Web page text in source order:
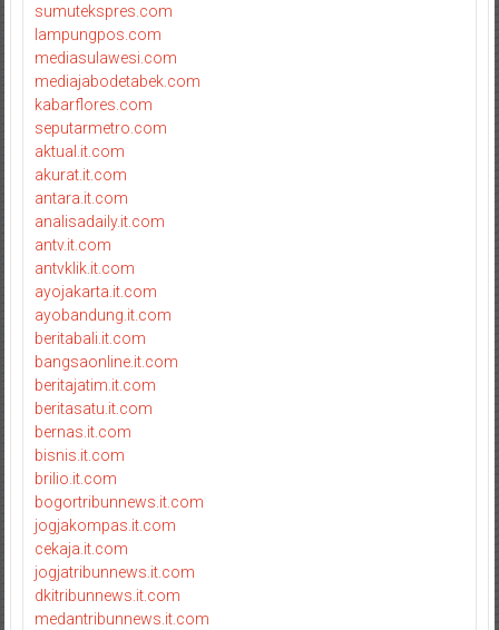
sumutekspres.com
lampungpos.com
mediasulawesi.com
mediajabodetabek.com
kabarflores.com
seputarmetro.com
aktual.it.com
akurat.it.com
antara.it.com
analisadaily.it.com
antv.it.com
antvklik.it.com
ayojakarta.it.com
ayobandung.it.com
beritabali.it.com
bangsaonline.it.com
beritajatim.it.com
beritasatu.it.com
bernas.it.com
bisnis.it.com
brilio.it.com
bogortribunnews.it.com
jogjakompas.it.com
cekaja.it.com
jogjatribunnews.it.com
dkitribunnews.it.com
medantribunnews.it.com